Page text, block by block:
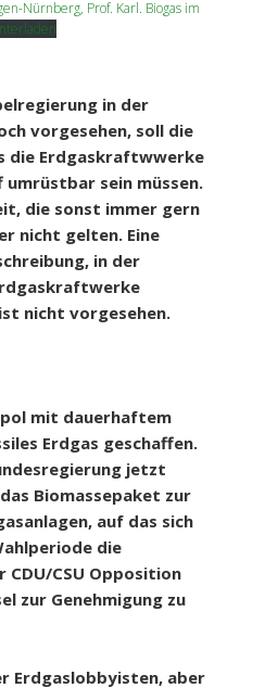
Nürnberg, Prof. Karl. Biogas im
in der
vorgesehen, soll die
die Erdgaskraftwwerke
sein müssen.
die sonst immer gern
nicht gelten. Eine
in der
nicht vorgesehen.
mit dauerhaftem
Erdgas geschaffen.
jetzt
Biomassepaket zur
auf das sich
die
CSU Opposition
zur Genehmigung zu
Erdgaslobbyisten, aber